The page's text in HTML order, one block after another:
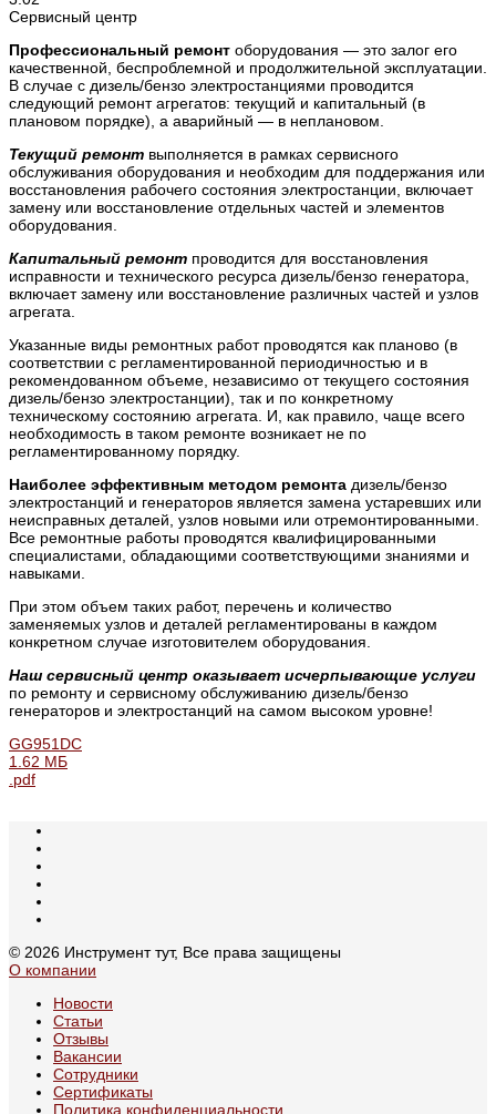
Сервисный центр
Профессиональный ремонт оборудования — это залог его
качественной, беспроблемной и продолжительной эксплуатации.
В случае с дизель/бензо электростанциями проводится
следующий ремонт агрегатов: текущий и капитальный (в
плановом порядке), а аварийный — в неплановом.
Текущий ремонт выполняется в рамках сервисного
обслуживания оборудования и необходим для поддержания или
восстановления рабочего состояния электростанции, включает
замену или восстановление отдельных частей и элементов
оборудования.
Капитальный ремонт проводится для восстановления
исправности и технического ресурса дизель/бензо генератора,
включает замену или восстановление различных частей и узлов
агрегата.
Указанные виды ремонтных работ проводятся как планово (в
соответствии с регламентированной периодичностью и в
рекомендованном объеме, независимо от текущего состояния
дизель/бензо электростанции), так и по конкретному
техническому состоянию агрегата. И, как правило, чаще всего
необходимость в таком ремонте возникает не по
регламентированному порядку.
Наиболее эффективным методом ремонта дизель/бензо
электростанций и генераторов является замена устаревших или
неисправных деталей, узлов новыми или отремонтированными.
Все ремонтные работы проводятся квалифицированными
специалистами, обладающими соответствующими знаниями и
навыками.
При этом объем таких работ, перечень и количество
заменяемых узлов и деталей регламентированы в каждом
конкретном случае изготовителем оборудования.
Наш сервисный центр оказывает исчерпывающие услуги
по ремонту и сервисному обслуживанию дизель/бензо
генераторов и электростанций на самом высоком уровне!
GG951DC
1.62 МБ
.pdf
© 2026 Инструмент тут, Все права защищены
О компании
Новости
Статьи
Отзывы
Вакансии
Сотрудники
Сертификаты
Политика конфиденциальности